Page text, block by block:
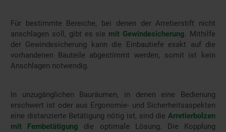
Für bestimmte Bereiche, bei denen der Arretierstift nicht
anschlagen soll, gibt es sie mit Gewindesicherung. Mithilfe
der Gewindesicherung kann die Einbautiefe exakt auf die
vorhandenen Bauteile abgestimmt werden, somit ist kein
Anschlagen notwendig.
In unzugänglichen Bauräumen, in denen eine Bedienung
erschwert ist oder aus Ergonomie- und Sicherheitsaspekten
eine distanzierte Betätigung nötig ist, sind die Arretierbolzen
mit Fernbetätigung die optimale Lösung. Die Kopplung